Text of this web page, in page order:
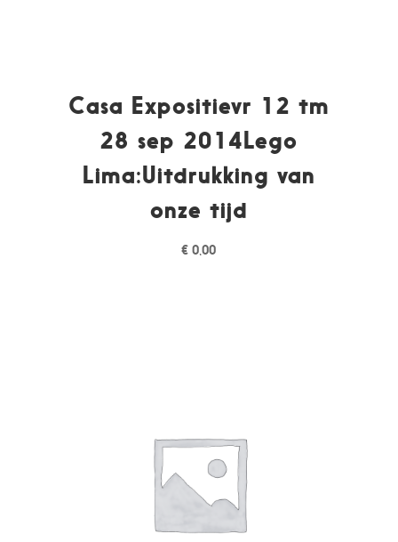
Casa Expositievr 12 tm
28 sep 2014Lego
Lima:Uitdrukking van
onze tijd
€ 0,00